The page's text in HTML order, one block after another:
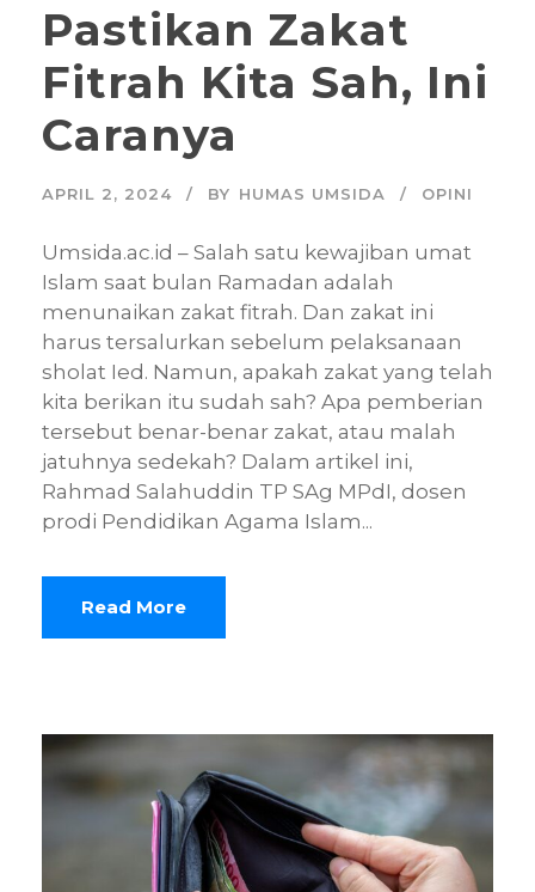
Pastikan Zakat
Fitrah Kita Sah, Ini
Caranya
APRIL 2, 2024 BY HUMAS UMSIDA OPINI
Umsida.ac.id – Salah satu kewajiban umat
Islam saat bulan Ramadan adalah
menunaikan zakat fitrah. Dan zakat ini
harus tersalurkan sebelum pelaksanaan
sholat Ied. Namun, apakah zakat yang telah
kita berikan itu sudah sah? Apa pemberian
tersebut benar-benar zakat, atau malah
jatuhnya sedekah? Dalam artikel ini,
Rahmad Salahuddin TP SAg MPdI, dosen
prodi Pendidikan Agama Islam...
Read More